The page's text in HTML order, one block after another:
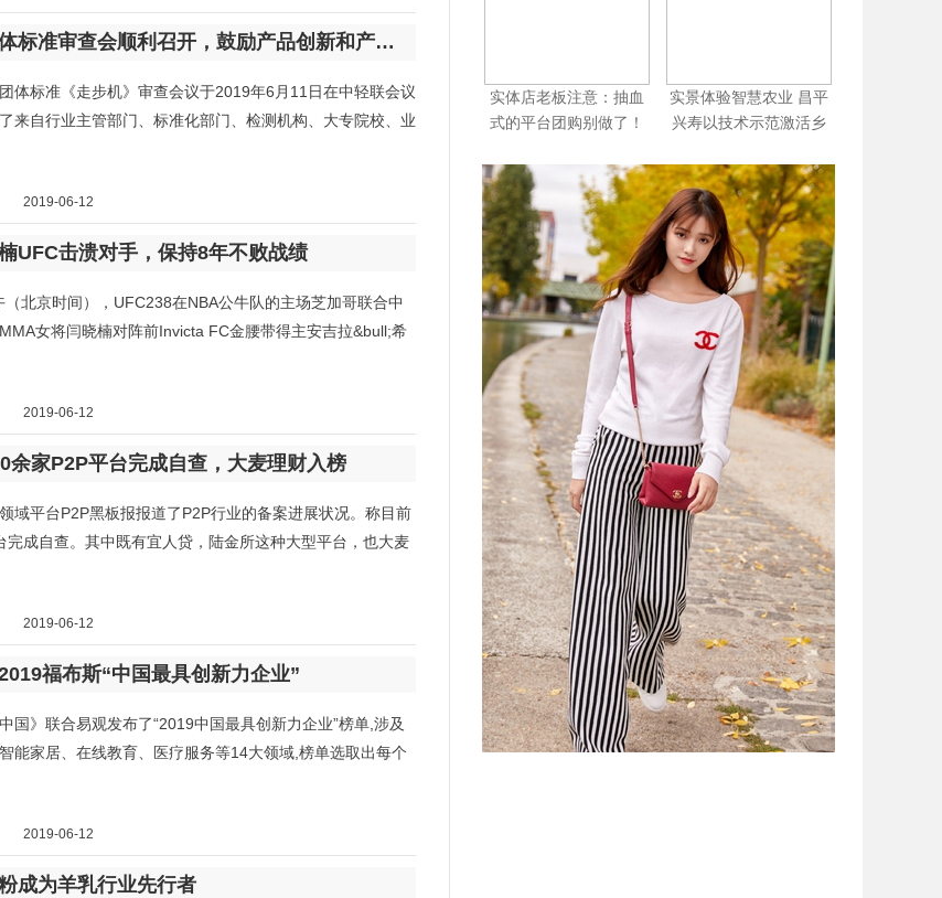
《走步机》团体标准审查会顺利召开，鼓励产品创新和产业发展
体标准《走步机》审查会议于2019年6月11日在中轻联会议
来自行业主管部门、标准化部门、检测机构、大专院校、业
2019-06-12
UFC击溃对手，保持8年不败战绩
北京时间），UFC238在NBA公牛队的主场芝加哥联合中
女将闫晓楠对阵前Invicta FC金腰带得主安吉拉&bull;希
2019-06-12
余家P2P平台完成自查，大麦理财入榜
域平台P2P黑板报报道了P2P行业的备案进展状况。称目前
完成自查。其中既有宜人贷，陆金所这种大型平台，也大麦
2019-06-12
福布斯“中国最具创新力企业”
国》联合易观发布了“2019中国最具创新力企业”榜单,涉及
能家居、在线教育、医疗服务等14大领域,榜单选取出每个
2019-06-12
成为羊乳行业先行者
实体店老板注意：抽血
式的平台团购别做了！
你送同城精准客
实景体验智慧农业 昌平
兴寿以技术示范激活乡